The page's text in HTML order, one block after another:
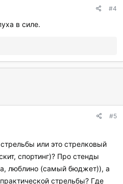
#4
в силе.
#5
или это стрелковый
спортинг)? Про стенды
люблино (самый бюджет)), а
стрельбы? Где